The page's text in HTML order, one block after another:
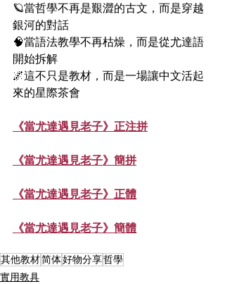
🪐當哲學不再是艱澀的古文，而是穿越
銀河的對話
🧠當語法教學不再枯燥，而是從尤達語
開始拆解
🌌這不只是教材，而是一場讓中文活起
來的星際茶會
《當尤達遇見老子》正注拼
《當尤達遇見老子》簡拼
《當尤達遇見老子》正體
《當尤達遇見老子》簡體
其他教材简体好物分享哲學
實用教具